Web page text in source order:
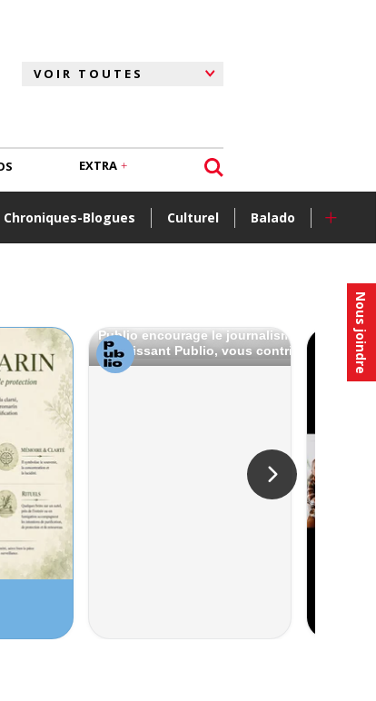
Nous joindre
Chroniques-Blogues Culturel Balado +
EXTRA